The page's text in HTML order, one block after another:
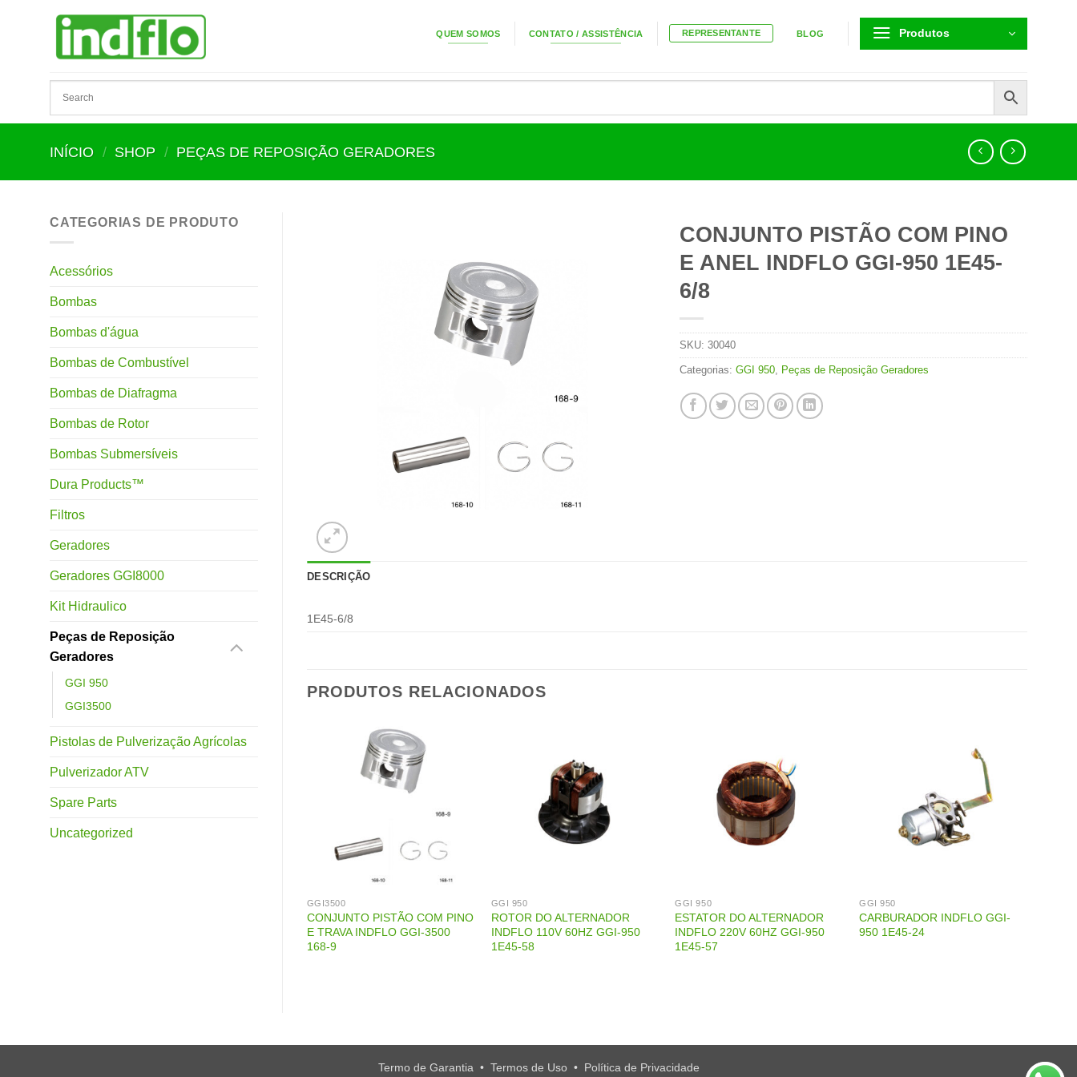
QUEM SOMOS CONTATO / ASSISTÊNCIA REPRESENTANTE BLOG Produtos
INÍCIO / SHOP / PEÇAS DE REPOSIÇÃO GERADORES
CATEGORIAS DE PRODUTO
Acessórios
Bombas
Bombas d'água
Bombas de Combustível
Bombas de Diafragma
Bombas de Rotor
Bombas Submersíveis
Dura Products™
Filtros
Geradores
Geradores GGI8000
Kit Hidraulico
Peças de Reposição
Geradores
GGI 950
GGI3500
Pistolas de Pulverização Agrícolas
Pulverizador ATV
Spare Parts
Uncategorized
CONJUNTO PISTÃO COM PINO
E ANEL INDFLO GGI-950 1E45-
6/8
SKU: 30040
Categorias: GGI 950, Peças de Reposição Geradores
DESCRIÇÃO
1E45-6/8
PRODUTOS RELACIONADOS
GGI3500
CONJUNTO PISTÃO COM PINO
E TRAVA INDFLO GGI-3500
168-9
GGI 950
ROTOR DO ALTERNADOR
INDFLO 110V 60HZ GGI-950
1E45-58
GGI 950
ESTATOR DO ALTERNADOR
INDFLO 220V 60HZ GGI-950
1E45-57
GGI 950
CARBURADOR INDFLO GGI-
950 1E45-24
Termo de Garantia• Termos de Uso• Política de Privacidade